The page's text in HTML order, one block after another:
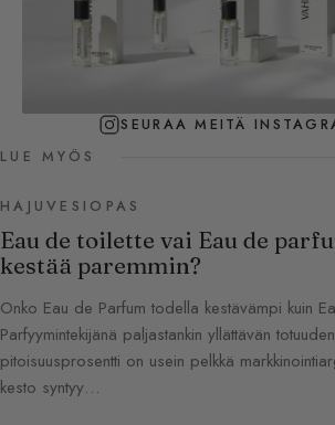
SEURAA MEITÄ
LUE MYÖS
HAJUVESIOPAS
Eau de toilette vai Eau de
kestää paremmin?
Onko Eau de Parfum todella kestävämpi kuin
Parfyymintekijänä paljastankin yllättävän
pitoisuusprosentti on usein pelkkä
kesto syntyy…